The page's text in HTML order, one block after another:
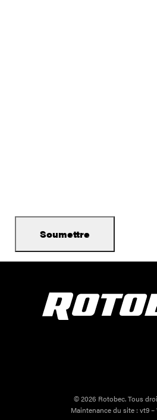
© 2026 Rotobec. Tous
Maintenance du site : vt9 –